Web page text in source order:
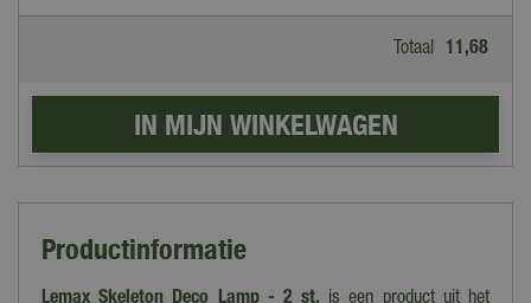
Totaal 11 ,68
Productinformatie